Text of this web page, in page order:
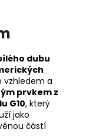
dubu
vzhledem a
prvkem z
G10, který
jako
částí